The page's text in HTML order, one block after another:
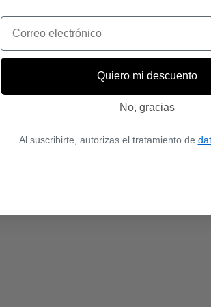
Email
Quiero mi descuento
No, gracias
Al suscribirte, autorizas el tratamiento de